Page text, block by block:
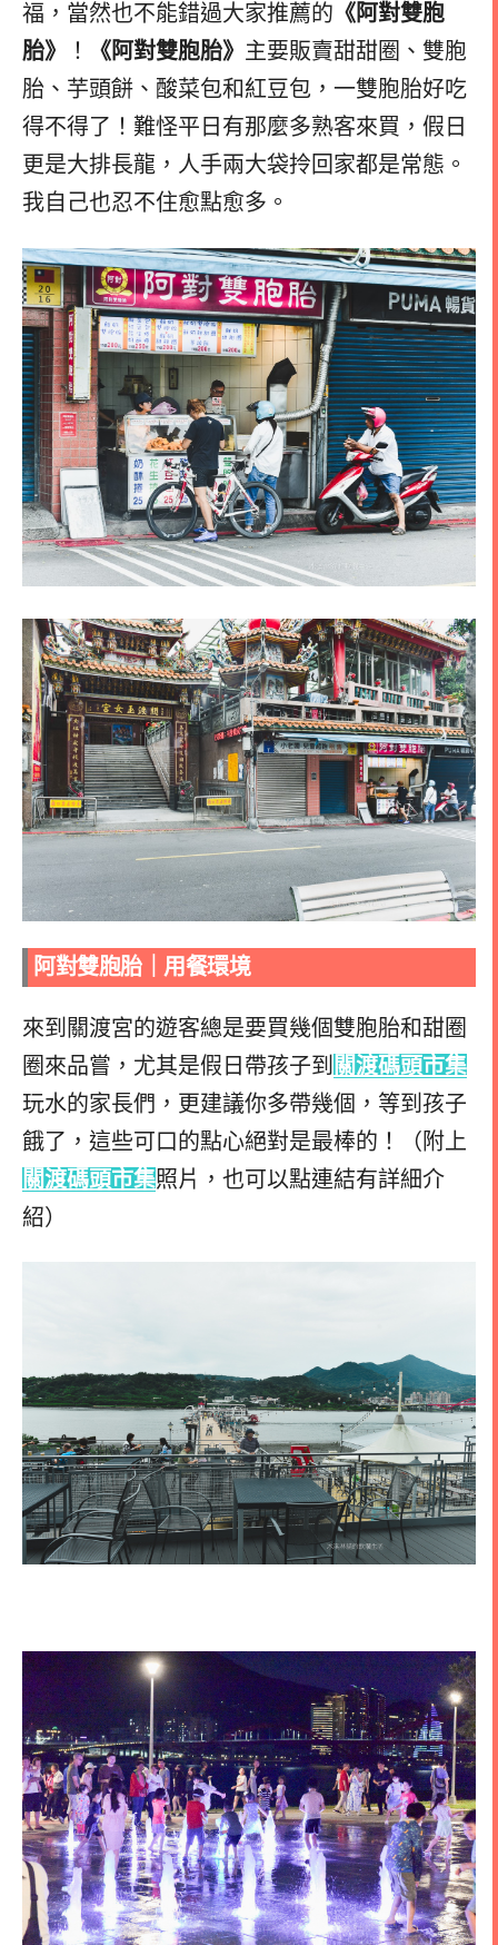
福，當然也不能錯過大家推薦的 《阿對雙胞
胎》
！ 《阿對雙胞胎》 主要販賣甜甜圈、雙胞
胎、芋頭餅、酸菜包和紅豆包，一雙胞胎好吃
得不得了！難怪平日有那麼多熟客來買，假日
更是大排長龍，人手兩大袋拎回家都是常態。
我自己也忍不住愈點愈多。
阿對雙胞胎｜ 用餐環境
來到關渡宮的遊客總是要買幾個雙胞胎和甜圈
圈來品嘗，尤其是假日帶孩子到 關渡碼頭市集
玩水的家長們，更建議你多帶幾個，等到孩子
餓了，這些可口的點心絕對是最棒的！（附上
關渡碼頭市集照片，也可以點連結有詳細介
紹）